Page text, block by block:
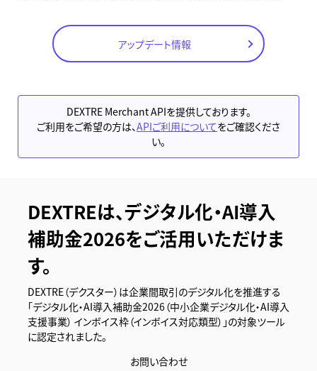
アップデート情報
DEXTRE Merchant APIを提供しております。
ご利用をご希望の方は、APIご利用についてをご確認くださ
い。
DEXTREは、デジタル化・AI導入
補助金2026をご活用いただけま
す。
DEXTRE（デクスター）は企業間取引のデジタル化を推進する
「デジタル化・AI導入補助金2026（中小企業デジタル化・AI導入
支援事業） インボイス枠（インボイス対応類型）」の対象ツール
に認定されました。
お問い合わせ